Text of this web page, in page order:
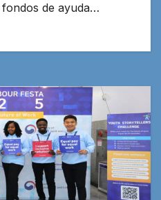
fondos de ayuda…